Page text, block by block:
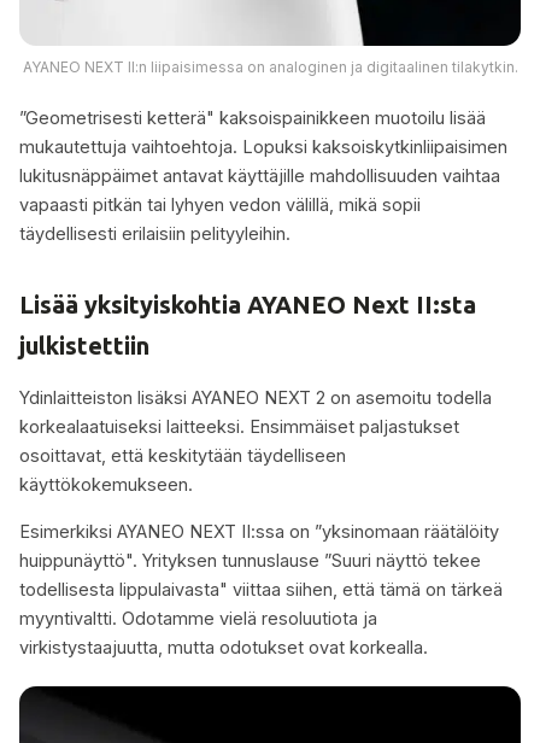
AYANEO NEXT II:n liipaisimessa on analoginen ja digitaalinen tilakytkin.
”Geometrisesti ketterä" kaksoispainikkeen muotoilu lisää
mukautettuja vaihtoehtoja. Lopuksi kaksoiskytkinliipaisimen
lukitusnäppäimet antavat käyttäjille mahdollisuuden vaihtaa
vapaasti pitkän tai lyhyen vedon välillä, mikä sopii
täydellisesti erilaisiin pelityyleihin.
Lisää yksityiskohtia AYANEO Next II:sta
julkistettiin
Ydinlaitteiston lisäksi AYANEO NEXT 2 on asemoitu todella
korkealaatuiseksi laitteeksi. Ensimmäiset paljastukset
osoittavat, että keskitytään täydelliseen
käyttökokemukseen.
Esimerkiksi AYANEO NEXT II:ssa on ”yksinomaan räätälöity
huippunäyttö". Yrityksen tunnuslause ”Suuri näyttö tekee
todellisesta lippulaivasta" viittaa siihen, että tämä on tärkeä
myyntivaltti. Odotamme vielä resoluutiota ja
virkistystaajuutta, mutta odotukset ovat korkealla.